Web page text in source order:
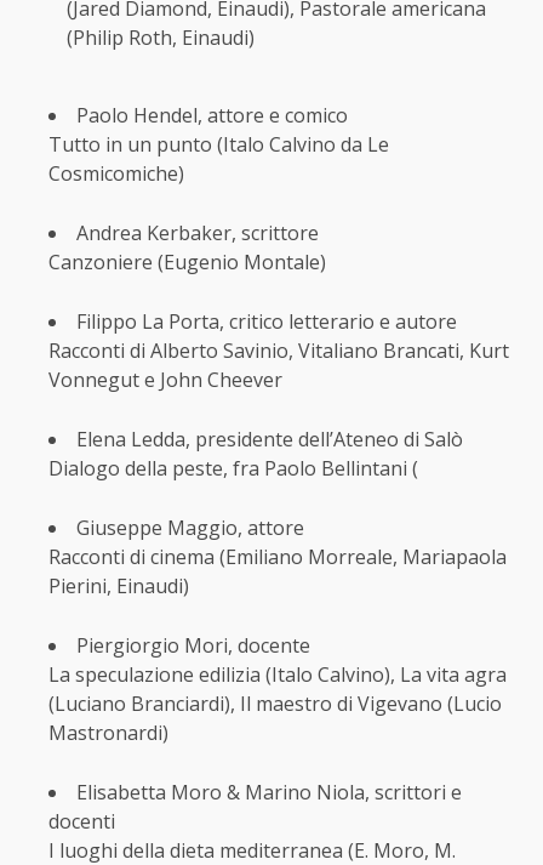
(Jared Diamond, Einaudi), Pastorale americana
(Philip Roth, Einaudi)
Paolo Hendel, attore e comico
Tutto in un punto (Italo Calvino da Le
Cosmicomiche)
Andrea Kerbaker, scrittore
Canzoniere (Eugenio Montale)
Filippo La Porta, critico letterario e autore
Racconti di Alberto Savinio, Vitaliano Brancati, Kurt
Vonnegut e John Cheever
Elena Ledda, presidente dell’Ateneo di Salò
Dialogo della peste, fra Paolo Bellintani (
Giuseppe Maggio, attore
Racconti di cinema (Emiliano Morreale, Mariapaola
Pierini, Einaudi)
Piergiorgio Mori, docente
La speculazione edilizia (Italo Calvino), La vita agra
(Luciano Branciardi), Il maestro di Vigevano (Lucio
Mastronardi)
Elisabetta Moro & Marino Niola, scrittori e
docenti
I luoghi della dieta mediterranea (E. Moro, M.